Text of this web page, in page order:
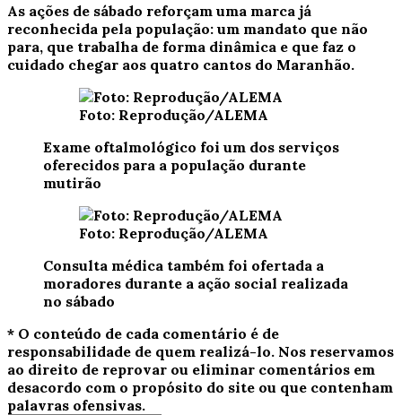
As ações de sábado reforçam uma marca já
reconhecida pela população: um mandato que não
para, que trabalha de forma dinâmica e que faz o
cuidado chegar aos quatro cantos do Maranhão.
Foto: Reprodução/ALEMA
Exame oftalmológico foi um dos serviços
oferecidos para a população durante
mutirão
Foto: Reprodução/ALEMA
Consulta médica também foi ofertada a
moradores durante a ação social realizada
no sábado
* O conteúdo de cada comentário é de
responsabilidade de quem realizá-lo. Nos reservamos
ao direito de reprovar ou eliminar comentários em
desacordo com o propósito do site ou que contenham
palavras ofensivas.